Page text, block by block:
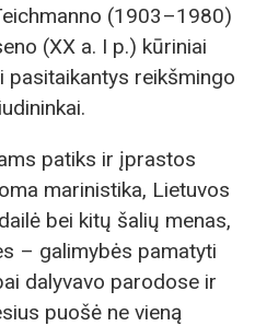
(1903–1980)
(XX a. I p.) kūriniai
pasitaikantys reikšmingo
patiks ir įprastos
marinistika, Lietuvos
bei kitų šalių menas,
– galimybės pamatyti
dalyvavo parodose ir
puošė ne vieną